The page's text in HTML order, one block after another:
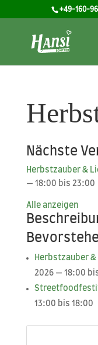
+49-160-
Nächste
Herbst­zau­ber &
— 18:00 bis 23:00
Alle anzei­gen
Herbst­zau­ber
2026 — 18:00
13:00 bis 18:00